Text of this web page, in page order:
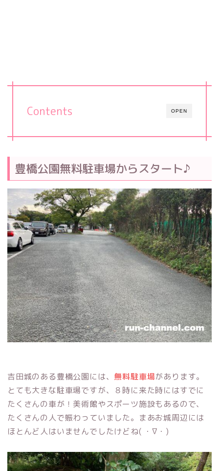
OPEN
Contents
豊橋公園無料駐車場からスタート♪
吉田城のある豊橋公園には、 無料駐車場があります。
とても大きな駐車場ですが、８時に来た時にはすでに
たくさんの車が！美術館やスポーツ施設もあるので、
たくさんの人で賑わっていました。まあお城周辺には
ほとんど人はいませんでしたけどね( ・∇・)